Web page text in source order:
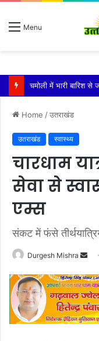
Menu
रुद्रप्रयाग के तिमली-
Home /उतराखंड
उतराखंड स्वास्थ्य
चारधाम
सेवा से
एम्स
संकट में फंसे
Durgesh Mishra
Send